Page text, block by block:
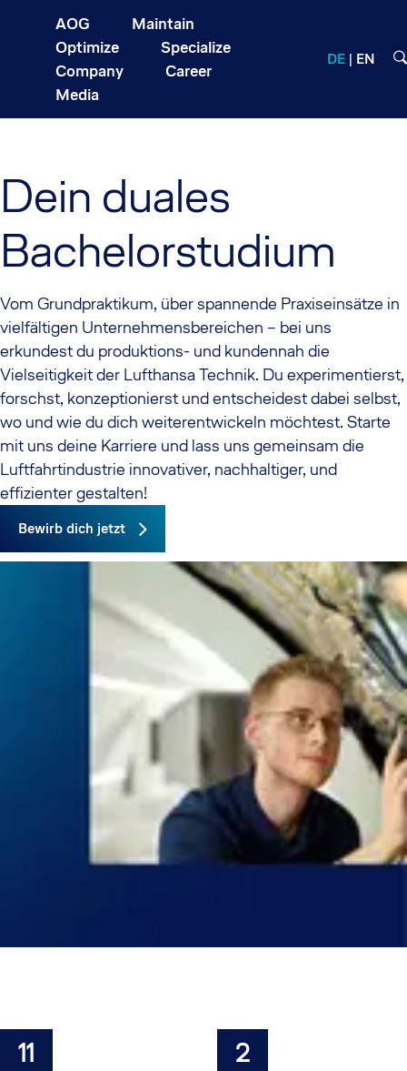
AOG
Maintain
Optimize
Specialize
Company
Career
Media
DE EN
Dein duales
Bachelorstudium
Vom Grundpraktikum, über spannende Praxiseinsätze in
vielfältigen Unternehmensbereichen – bei uns
erkundest du produktions- und kundennah die
Vielseitigkeit der Lufthansa Technik. Du experimentierst,
forschst, konzeptionierst und entscheidest dabei selbst,
wo und wie du dich weiterentwickeln möchtest. Starte
mit uns deine Karriere und lass uns gemeinsam die
Luftfahrtindustrie innovativer, nachhaltiger, und
effizienter gestalten!
Bewirb dich jetzt
11 2